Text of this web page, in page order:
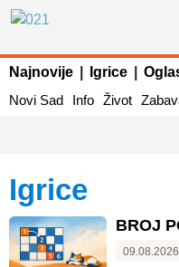
Najnovije Igrice
Novi Sad
Info Život
igrice
BROJ
09.08.2026.